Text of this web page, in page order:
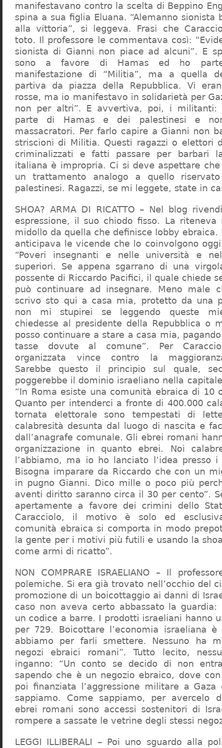
manifestavano contro la scelta di Beppino
spina a sua figlia Eluana. “Alemanno sionista
alla vittoria”, si leggeva. Frasi che
toto. Il professore le commentava così:
sionista di Gianni non piace ad alcuni”. E
sono a favore di Hamas ed ho
manifestazione di “Militia”, ma a quella
partiva da piazza della Repubblica. Vi
rosse, ma io manifestavo in solidarietà per
non per altri”. E avvertiva, poi, i militanti:
parte di Hamas e dei palestinesi e
massacratori. Per farlo capire a Gianni non
striscioni di Militia. Questi ragazzi o elettori
criminalizzati e fatti passare per barbari
italiana è impropria. Ci si deve aspettare
un trattamento analogo a quello
palestinesi. Ragazzi, se mi leggete, state in
SHOA? ARMA DI RICATTO – Nel blog
espressione, il suo chiodo fisso. La
midollo da quella che definisce lobby ebraica.
anticipava le vicende che lo coinvolgono
“Poveri insegnanti e nelle università e
superiori. Se appena sgarrano di una
possente di Riccardo Pacifici, il quale chiede
può continuare ad insegnare. Meno male
scrivo sto qui a casa mia, protetto da una
non mi stupirei se leggendo queste
chiedesse al presidente della Repubblica o
posso continuare a stare a casa mia,
tasse dovute al comune”. Per
organizzata vince contro la
Sarebbe questo il principio sul quale,
poggerebbe il dominio israeliano nella
“In Roma esiste una comunità ebraica di 10
Quanto per intenderci a fronte di 400.000
tornata elettorale sono tempestati di
calabresità desunta dal luogo di nascita e
dall’anagrafe comunale. Gli ebrei romani
organizzazione in quanto ebrei. Noi
l’abbiamo, ma io ho lanciato l’idea presso
Bisogna imparare da Riccardo che con un
in pugno Gianni. Dico mille o poco più
aventi diritto saranno circa il 30 per cento”.
apertamente a favore dei crimini dello
Caracciolo, il motivo è solo ed
comunità ebraica si comporta in modo
la gente per i motivi più futili e usando la
come armi di ricatto”.
NON COMPRARE ISRAELIANO – Il
polemiche. Si era già trovato nell’occhio del
promozione di un boicottaggio ai danni di
caso non aveva certo abbassato la guardia:
un codice a barre. I prodotti israeliani hanno
per 729. Boicottare l’economia israeliana è
abbiamo per farli smettere. Nessuno ha
negozi ebraici romani”. Tutto lecito,
inganno: “Un conto se decido di non
sapendo che è un negozio ebraico, dove
poi finanziata l’aggressione militare a
sappiamo. Come sappiamo, per avercelo
ebrei romani sono accessi sostenitori di
rompere a sassate le vetrine degli stessi
LEGGI ILLIBERALI – Poi uno sguardo alla